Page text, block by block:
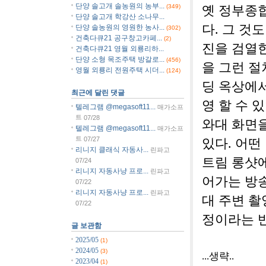
옛 정부종
다. 그 것
진을 검열
을 그런 절
딩 옥상에
영 할 수
와대 화면
있다. 어떤
트림 롱샷
어가는 방
대 주변 촬
정이라는
...생략..
단양 솔고개 솔농원의 농부... (349)
단양 솔고개 학강산 소나무...
단양 솔농원의 영원한 농사...
(302)
건축다큐21 공구창고카페... (2)
건축다큐21 영월 외룡리하...
단양 소형 목조주택 방갈로...
(456)
영월 외룡리 전원주택 시더... (124)
최근에 달린 댓글
텔레그램 @megasoft11...
매가소프
트 07/28
텔레그램 @megasoft11... 매가소프
트 07/27
리니지 클래식 자동사...
린파고
07/24
리니지 자동사냥 프로...
린파고
07/22
리니지 자동사냥 프로...
린파고
07/22
글 보관함
2025/05 (1)
2024/05 (3)
2023/04 (1)